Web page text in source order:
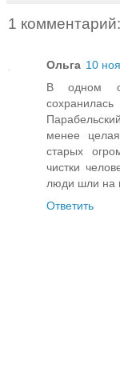
1 комментарий:
Ольга 10
В одном
менее
старых
чистки
люди шли на
Ответить